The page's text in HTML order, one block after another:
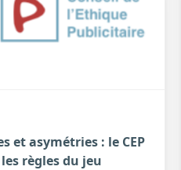
et asymétries : le CEP
règles du jeu